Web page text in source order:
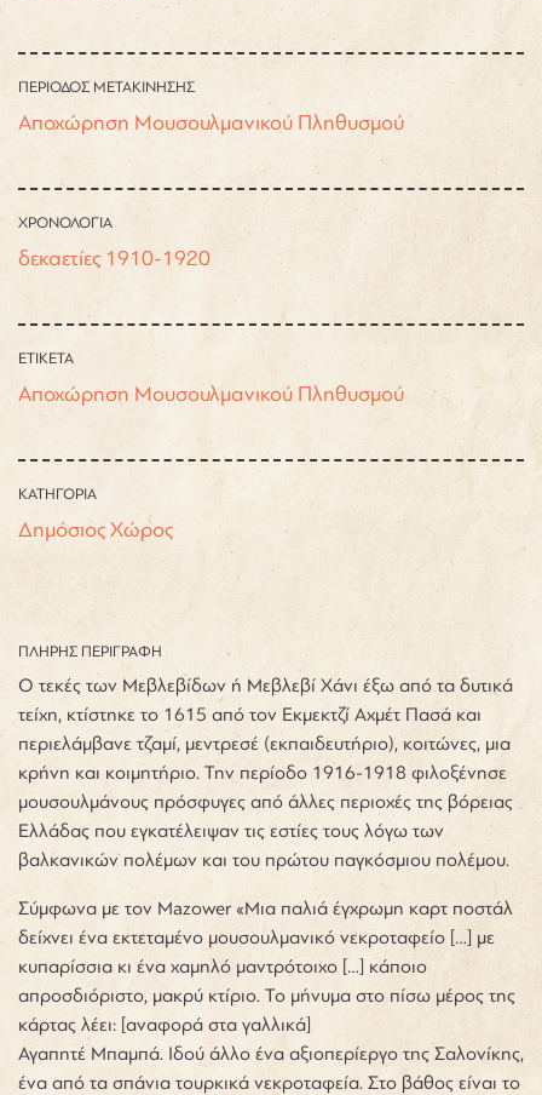
ΠΕΡΙΟΔΟΣ ΜΕΤΑΚΙΝΗΣΗΣ
Αποχώρηση Μουσουλμανικού Πληθυσμού
ΧΡΟΝΟΛΟΓΙΑ
δεκαετίες 1910-1920
ΕΤΙΚΕΤΑ
Αποχώρηση Μουσουλμανικού Πληθυσμού
ΚΑΤΗΓΟΡΙΑ
Δημόσιος Χώρος
ΠΛΗΡΗΣ ΠΕΡΙΓΡΑΦΗ
Ο τεκές των Μεβλεβίδων ή Μεβλεβί Χάνι έξω από τα δυτικά
τείχη, κτίστηκε το 1615 από τον Εκμεκτζί Αχμέτ Πασά και
περιελάμβανε τζαμί, μεντρεσέ (εκπαιδευτήριο), κοιτώνες, μια
κρήνη και κοιμητήριο. Την περίοδο 1916-1918 φιλοξένησε
μουσουλμάνους πρόσφυγες από άλλες περιοχές της βόρειας
Ελλάδας που εγκατέλειψαν τις εστίες τους λόγω των
βαλκανικών πολέμων και του πρώτου παγκόσμιου πολέμου.
Σύμφωνα με τον Mazower «Μια παλιά έγχρωμη καρτ ποστάλ
δείχνει ένα εκτεταμένο μουσουλμανικό νεκροταφείο […] με
κυπαρίσσια κι ένα χαμηλό μαντρότοιχο […] κάποιο
απροσδιόριστο, μακρύ κτίριο. Το μήνυμα στο πίσω μέρος της
κάρτας λέει: [αναφορά στα γαλλικά]
Αγαπητέ Μπαμπά. Ιδού άλλο ένα αξιοπερίεργο της Σαλονίκης,
ένα από τα σπάνια τουρκικά νεκροταφεία. Στο βάθος είναι το